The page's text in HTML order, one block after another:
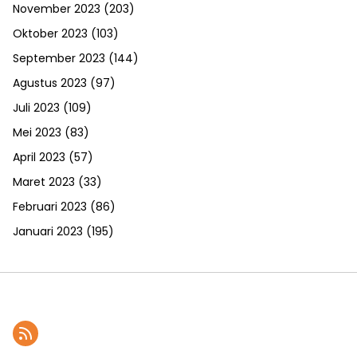
November 2023 (203)
Oktober 2023 (103)
September 2023 (144)
Agustus 2023 (97)
Juli 2023 (109)
Mei 2023 (83)
April 2023 (57)
Maret 2023 (33)
Februari 2023 (86)
Januari 2023 (195)